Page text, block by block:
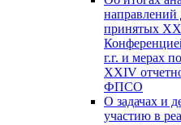
принятых
г.г. и мерах
XXIV
ФПСО
О задачах и
участию в